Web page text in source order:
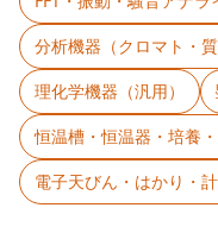
分析機器（クロマト・質
理化学機器（汎用）
恒温槽・恒温器・培養
電子天びん・はかり・